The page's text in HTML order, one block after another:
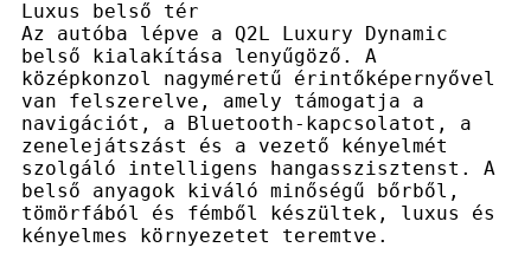
Luxus belső tér
Az autóba lépve a Q2L Luxury Dynamic
belső kialakítása lenyűgöző. A
középkonzol nagyméretű érintőképernyővel
van felszerelve, amely támogatja a
navigációt, a Bluetooth-kapcsolatot, a
zenelejátszást és a vezető kényelmét
szolgáló intelligens hangasszisztenst. A
belső anyagok kiváló minőségű bőrből,
tömörfából és fémből készültek, luxus és
kényelmes környezetet teremtve.